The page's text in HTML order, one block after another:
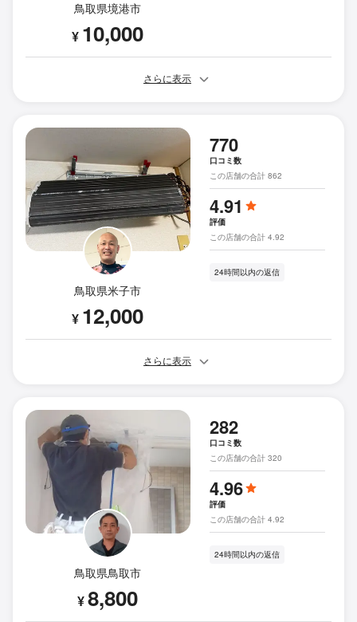
鳥取県境港市
¥ 10,000
さらに表示
鳥取県米子市
¥ 12,000
770
口コミ数
この店舗の合計 862
4.91
評価
この店舗の合計 4.92
24時間以内の返信
さらに表示
鳥取県鳥取市
¥8,800
282
口コミ数
この店舗の合計 320
4.96
評価
この店舗の合計 4.92
24時間以内の返信